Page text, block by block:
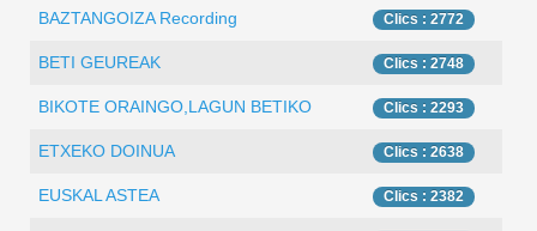
BAZTANGOIZA Recording Clics : 2772
BETI GEUREAK Clics : 2748
BIKOTE ORAINGO,LAGUN BETIKO Clics : 2293
ETXEKO DOINUA Clics : 2638
EUSKAL ASTEA Clics : 2382